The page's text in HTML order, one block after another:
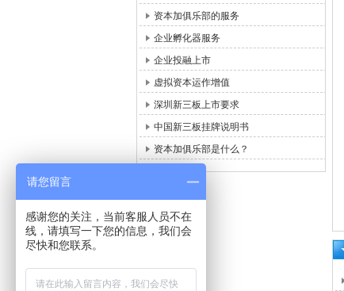
资本加俱乐部的服务
企业孵化器服务
企业投融上市
虚拟资本运作增值
深圳新三板上市要求
中国新三板挂牌说明书
资本加俱乐部是什么？
请您留言
感谢您的关注，当前客服人员不在
线，请填写一下您的信息，我们会
尽快和您联系。